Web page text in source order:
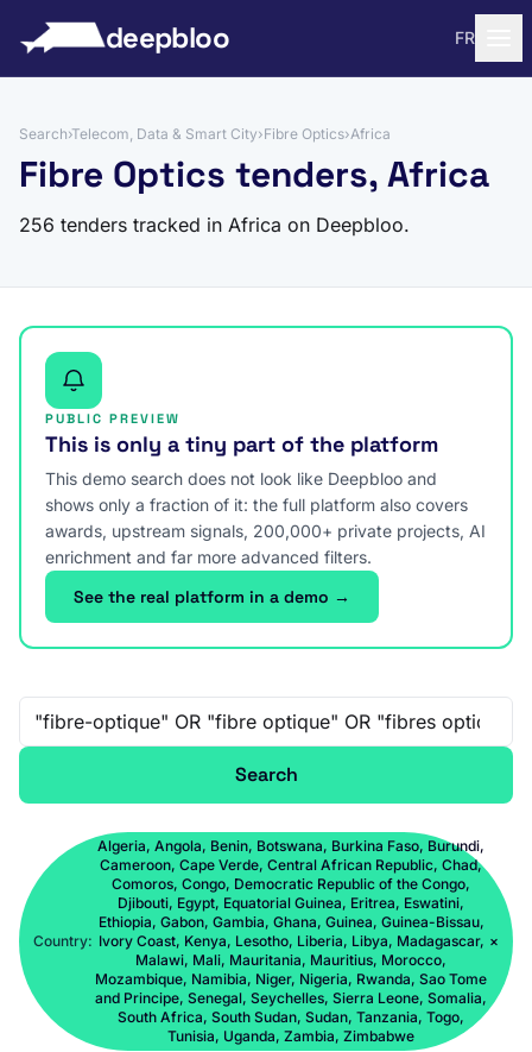
deepbloo FR
Search›Telecom, Data & Smart City›Fibre Optics›Africa
Fibre Optics tenders, Africa
256 tenders tracked in Africa on Deepbloo.
PUBLIC PREVIEW
This is only a tiny part of the platform
This demo search does not look like Deepbloo and
shows only a fraction of it: the full platform also covers
awards, upstream signals, 200,000+ private projects, AI
enrichment and far more advanced filters.
See the real platform in a demo →
Free-text search
Search
Country:
Algeria, Angola, Benin, Botswana, Burkina Faso, Burundi,
Cameroon, Cape Verde, Central African Republic, Chad,
Comoros, Congo, Democratic Republic of the Congo,
Djibouti, Egypt, Equatorial Guinea, Eritrea, Eswatini,
Ethiopia, Gabon, Gambia, Ghana, Guinea, Guinea-Bissau,
Ivory Coast, Kenya, Lesotho, Liberia, Libya, Madagascar,
Malawi, Mali, Mauritania, Mauritius, Morocco,
Mozambique, Namibia, Niger, Nigeria, Rwanda, Sao Tome
and Principe, Senegal, Seychelles, Sierra Leone, Somalia,
South Africa, South Sudan, Sudan, Tanzania, Togo,
Tunisia, Uganda, Zambia, Zimbabwe
×